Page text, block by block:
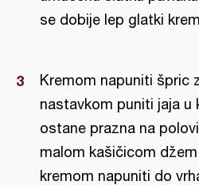
se dobije lep glatki
Kremom napuniti špric
nastavkom puniti jaja u
ostane prazna na
malom kašičicom
kremom napuniti do